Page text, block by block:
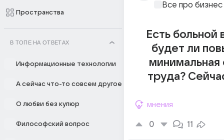
Пространства
В ТОПЕ НА ОТВЕТАХ
Информационные технологии
А сейчас что-то совсем другое
О любви без купюр
Философский вопрос
Все про бизнес
Есть больной
будет ли
минимальная
труда?
мнения
0 11